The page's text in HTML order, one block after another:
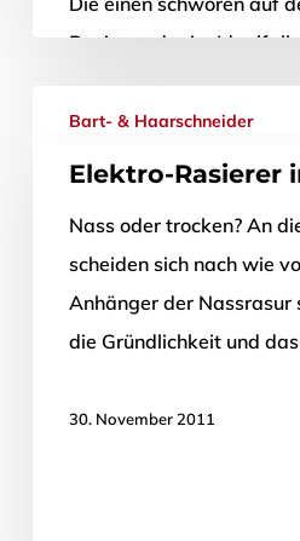
Rasierer, der im Idealfall
gutes…
Bart- & Haarschneider
Elektro-Rasierer
Nass oder trocken? An
scheiden sich nach wie
Anhänger der Nassrasur
die Gründlichkeit und
30. November 2011